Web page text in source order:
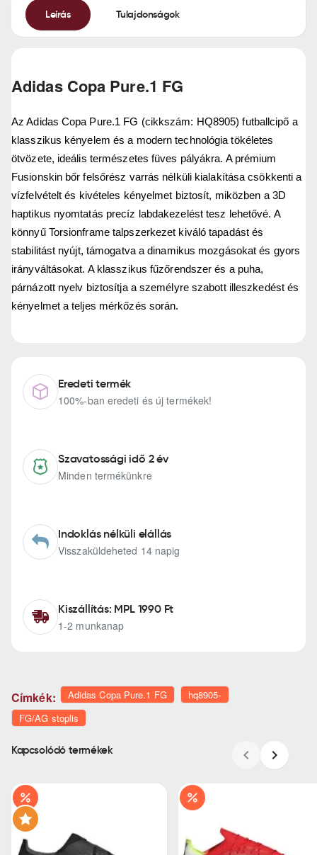
Leírás Tulajdonságok
Adidas Copa Pure.1 FG
Az Adidas Copa Pure.1 FG (cikkszám: HQ8905) futballcipő a
klasszikus kényelem és a modern technológia tökéletes
ötvözete, ideális természetes füves pályákra. A prémium
Fusionskin bőr felsőrész varrás nélküli kialakítása csökkenti a
vízfelvételt és kivételes kényelmet biztosít, miközben a 3D
haptikus nyomtatás precíz labdakezelést tesz lehetővé. A
könnyű Torsionframe talpszerkezet kiváló tapadást és
stabilitást nyújt, támogatva a dinamikus mozgásokat és gyors
irányváltásokat. A klasszikus fűzőrendszer és a puha,
párnázott nyelv biztosítja a személyre szabott illeszkedést és
kényelmet a teljes mérkőzés során.
Eredeti termék
100%-ban eredeti és új termékek!
Szavatossági idő 2 év
Minden termékünkre
Indoklás nélküli elállás
Visszaküldeheted 14 napig
Kiszállítás: MPL 1990 Ft
1-2 munkanap
Címkék: Adidas Copa Pure.1 FG
hq8905-
FG/AG stoplis
Kapcsolódó termékek